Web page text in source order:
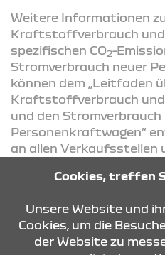
Weitere Informationen
Kraftstoffverbrauch und
spezifischen CO2-
Stromverbrauch neuer
können dem „Leitfaden
Kraftstoffverbrauch und
und den Stromverbrauch
Personenkraftwagen“
an allen Verkaufsstellen
erhältlich ist. Der
Cookies, treffen
Unsere Website und
Cookies, um die
der Website zu